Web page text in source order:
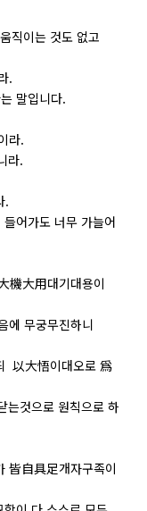
직이는 것도 없고
.
말입니다.
라.
라.
.
어가도 너무 가늘어
機大用대기대용이
에 무궁무진하니
以大悟이대오로 爲
는것으로 원칙으로 하
皆自具足개자구족이